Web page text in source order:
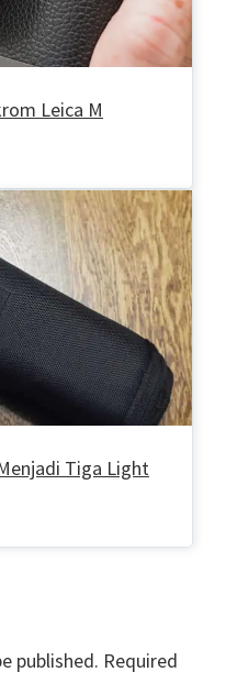
Leica M
Tiga Light
published. Required